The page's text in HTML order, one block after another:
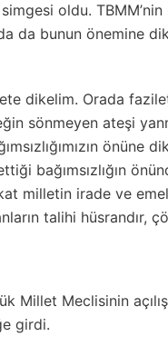
oldu. TBMM’nin
da bunun önemine
dikelim. Orada
sönmeyen ateşi
önüne
bağımsızlığın
milletin irade ve
talihi hüsrandır,
Millet Meclisinin
girdi.